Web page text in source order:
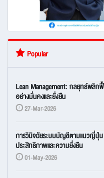
Popular
Lean Management: กลยุทธ์พลิ
อย่างมั่นคงและยั่งยืน
27-Mar-2026
การวินิจฉัยระบบบัญชีตามแนวญี่ปุ่
ประสิทธิภาพและความยั่งยืน
01-May-2026